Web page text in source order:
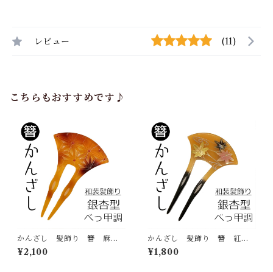
レビュー (11)
こちらもおすすめです♪
かんざし 髪飾り 簪 麻の
葉 №04 べっ甲調 銀杏
型 バチ型 2本挿し ヘアア
¥2,100
かんざし 髪飾り 簪 紅
葉 流水 べっ甲調 蒔絵
調 銀杏型 バチ型 2本挿
¥1,800